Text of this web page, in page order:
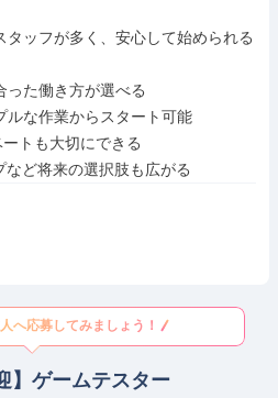
タッフが多く、安心して始められる
った働き方が選べる
ルな作業からスタート可能
トも大切にできる
など将来の選択肢も広がる
へ応募してみましょう！
】ゲームテスター